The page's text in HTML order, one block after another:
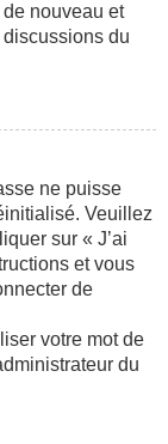
nouveau et
du
ne puisse
Veuillez
sur « J’ai
et vous
de
votre mot de
du